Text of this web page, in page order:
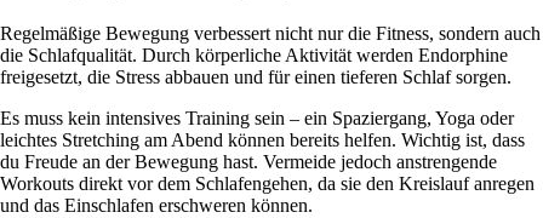
Regelmäßige Bewegung verbessert nicht nur die Fitness, sondern auch
die Schlafqualität. Durch körperliche Aktivität werden Endorphine
freigesetzt, die Stress abbauen und für einen tieferen Schlaf sorgen.
Es muss kein intensives Training sein – ein Spaziergang, Yoga oder
leichtes Stretching am Abend können bereits helfen. Wichtig ist, dass
du Freude an der Bewegung hast. Vermeide jedoch anstrengende
Workouts direkt vor dem Schlafengehen, da sie den Kreislauf anregen
und das Einschlafen erschweren können.